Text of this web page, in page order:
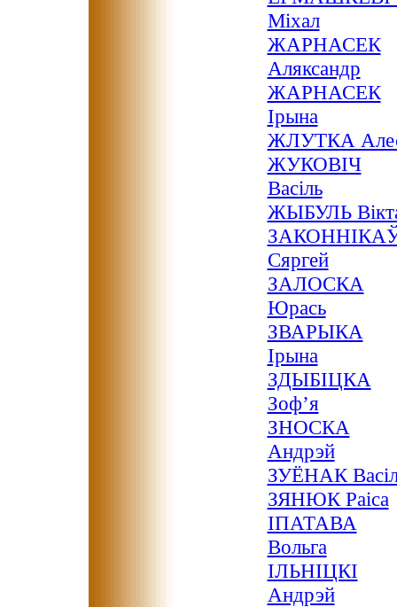
Міхал
ЖАРНАСЕК
Аляксандр
ЖАРНАСЕК
Ірына
ЖЛУТКА
ЖУКОВІЧ
Васіль
ЖЫБУЛЬ
Сяргей
ЗАЛОСКА
Юрась
ЗВАРЫКА
Ірына
ЗДЫБІЦКА
Зоф’я
ЗНОСКА
Андрэй
ЗУЁНАК
ЗЯНЮК Раіса
ІПАТАВА
Вольга
ІЛЬНІЦКІ
Андрэй